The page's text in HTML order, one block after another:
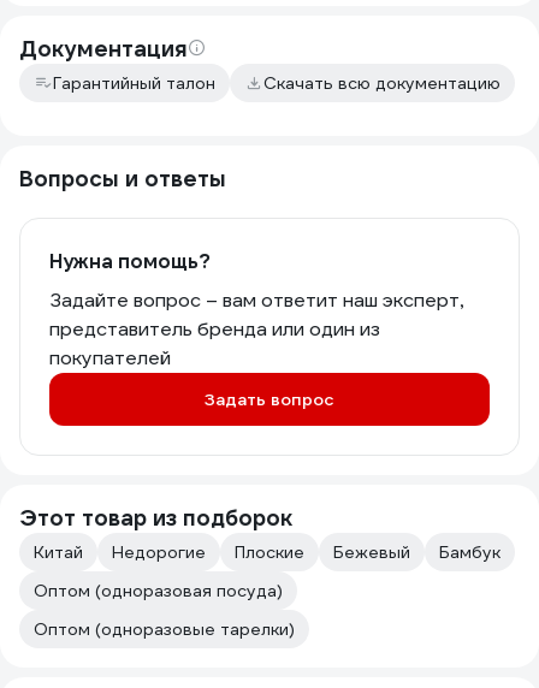
Документация
Гарантийный талон Скачать всю документацию
Вопросы и ответы
Нужна помощь?
Задайте вопрос – вам ответит наш эксперт,
представитель бренда или один из
покупателей
Задать вопрос
Этот товар из подборок
Китай Недорогие Плоские Бежевый
Бамбук
Оптом (одноразовая посуда)
Оптом (одноразовые тарелки)